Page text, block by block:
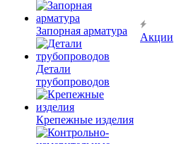
Запорная арматура
Детали
трубопроводов
Крепежные изделия
Акции